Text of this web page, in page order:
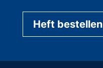
Heft bestellen